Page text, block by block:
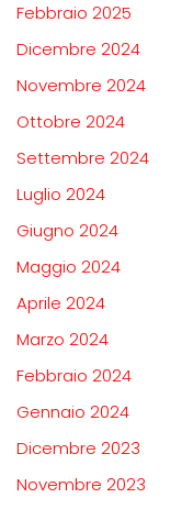
Febbraio 2025
Dicembre 2024
Novembre 2024
Ottobre 2024
Settembre 2024
Luglio 2024
Giugno 2024
Maggio 2024
Aprile 2024
Marzo 2024
Febbraio 2024
Gennaio 2024
Dicembre 2023
Novembre 2023